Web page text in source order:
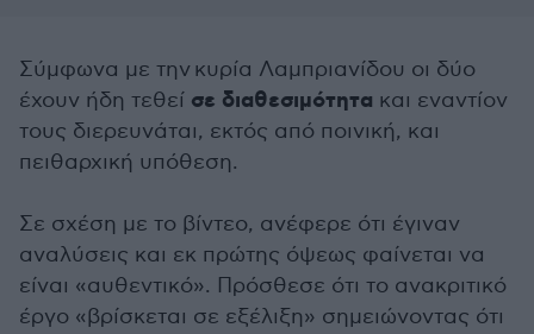
Σύμφωνα με την κυρία Λαμπριανίδου οι δύο
έχουν ήδη τεθεί σε διαθεσιμότητα και εναντίον
τους διερευνάται, εκτός από ποινική, και
πειθαρχική υπόθεση.
Σε σχέση με το βίντεο, ανέφερε ότι έγιναν
αναλύσεις και εκ πρώτης όψεως φαίνεται να
είναι «αυθεντικό». Πρόσθεσε ότι το ανακριτικό
έργο «βρίσκεται σε εξέλιξη» σημειώνοντας ότι